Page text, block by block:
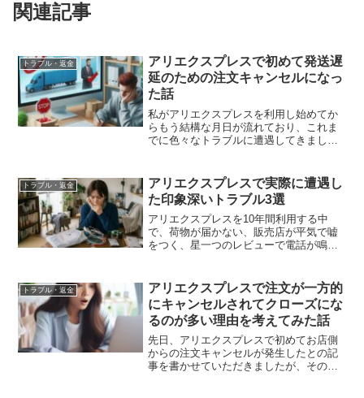
関連記事
トラブル・返金
アリエクスプレスで初めて発送遅
延のための注文キャンセルになっ
た話
私がアリエクスプレスを利用し始めてか
らもう結構な月日が流れており、これま
でに色々なトラブルに遭遇してきまし
してのトラブルが発生して深刻な事態に
なったことはないですし、も...
トラブル・返金
アリエクスプレスで実際に遭遇し
た印象深いトラブル3選
アリエクスプレスを10年間利用する中
で、荷物が届かない、販売店が平気で嘘
をつく、星一つのレビューで電話が鳴り
烈だった3つを紹介します。
トラブル・返金
アリエクスプレスで注文が一方的
にキャンセルされてクローズにな
るのが多い理由を考えてみた話
先日、アリエクスプレスで初めてお店側
からの注文キャンセルが発生したとの記
事を書かせていただきましたが、その後